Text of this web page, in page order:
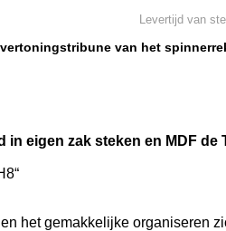
Levertijd van
van het
eigen zak steken en MDF
het gemakkelijke organiseren